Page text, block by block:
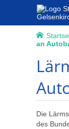
an
Die
des